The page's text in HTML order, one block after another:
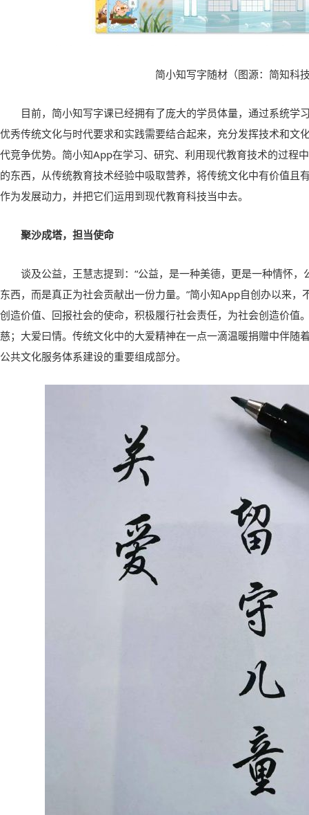
简小知写字随材 （图源： 简知科
目前，简小知写字课已经拥有了庞大的学员体量，通过系统学
优秀传统文化与时代要求和实践需要结合起来，充分发挥技术和文
代竞争优势。简小知App在学习、研究、利用现代教育技术的过程
的东西，从传统教育技术经验中吸取营养，将传统文化中有价值且
作为发展动力，并把它们运用到现代教育科技当中去。
聚沙成塔，担当使命
谈及公益，王慧志提到：“公益，是一种美德，更是一种情怀
东西，而是真正为社会贡献出一份力量。”简小知App自创办以来，
创造价值、回报社会的使命，积极履行社会责任，为社会创造价值
慈；大爱曰情。传统文化中的大爱精神在一点一滴温暖捐赠中伴随
公共文化服务体系建设的重要组成部分。